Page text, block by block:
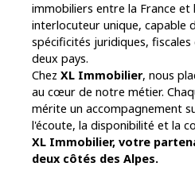
immobiliers entre la France
interlocuteur unique, capable
spécificités juridiques,
deux pays.
Chez XL Immobilier, nous
au cœur de notre métier.
mérite un accompagnement
l'écoute, la disponibilité et la
XL Immobilier, votre
deux côtés des Alpes.